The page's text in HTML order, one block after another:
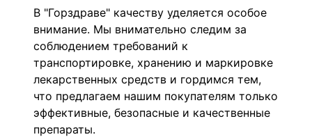
В "Горздраве" качеству уделяется особое
внимание. Мы внимательно следим за
соблюдением требований к
транспортировке, хранению и маркировке
лекарственных средств и гордимся тем,
что предлагаем нашим покупателям только
эффективные, безопасные и качественные
препараты.